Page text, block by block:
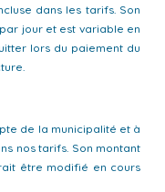
dans les tarifs. Son
jour et est variable en
lors du paiement du
de la municipalité et à
nos tarifs. Son montant
être modifié en cours